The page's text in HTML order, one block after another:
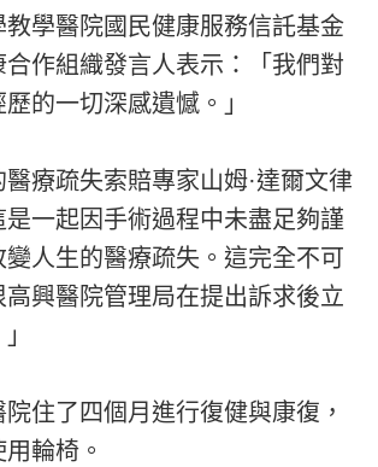
教學醫院國民健康服務信託基金
合作組織發言人表示：「我們對
的一切深感遺憾。」
療疏失索賠專家山姆·達爾文律
是一起因手術過程中未盡足夠謹
人生的醫療疏失。這完全不可
興醫院管理局在提出訴求後立
住了四個月進行復健與康復，
輪椅。